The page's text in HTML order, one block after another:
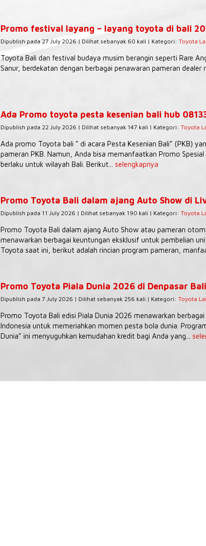
Promo festival layang – layang toyota di bali
Dipublish pada 27 July 2026 | Dilihat sebanyak 60 kali | Kategori: Toyota
Toyota Bali dan festival budaya musim berangin seperti Rare
Sanur, berdekatan dengan berbagai penawaran pameran dealer
Ada Promo toyota pesta kesenian bali hub
Dipublish pada 22 July 2026 | Dilihat sebanyak 147 kali | Kategori: Toyota
Ada promo Toyota bali ” di acara Pesta Kesenian Bali” (PKB)
pameran PKB. Namun, Anda bisa memanfaatkan Promo
berlaku untuk wilayah Bali. Berikut... selengkapnya
Promo Toyota Bali dalam ajang Auto Show di
Dipublish pada 11 July 2026 | Dilihat sebanyak 190 kali | Kategori: Toyota
Promo Toyota Bali dalam ajang Auto Show atau pameran
menawarkan berbagai keuntungan eksklusif untuk pembelian
Toyota saat ini, berikut adalah rincian program pameran,
Promo Toyota Piala Dunia 2026 di Denpasar
Dipublish pada 7 July 2026 | Dilihat sebanyak 256 kali | Kategori: Toyota
Promo Toyota Bali edisi Piala Dunia 2026 menawarkan
Indonesia untuk memeriahkan momen pesta bola dunia.
Dunia” ini menyuguhkan kemudahan kredit bagi Anda yang...